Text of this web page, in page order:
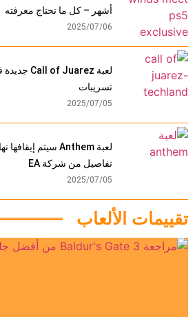
أشهر – كل ما تحتاج معرفته
2025/07/06
تسريبات
2025/07/05
تفاصيل من شركة EA
2025/07/05
تقييمات الألعاب